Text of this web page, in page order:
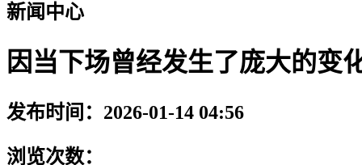
新闻中心
因当下场曾经发生了庞大的变
发布时间：2026-01-14 04:56
浏览次数：